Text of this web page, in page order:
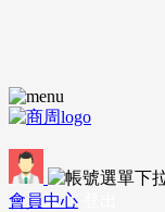
會員中心